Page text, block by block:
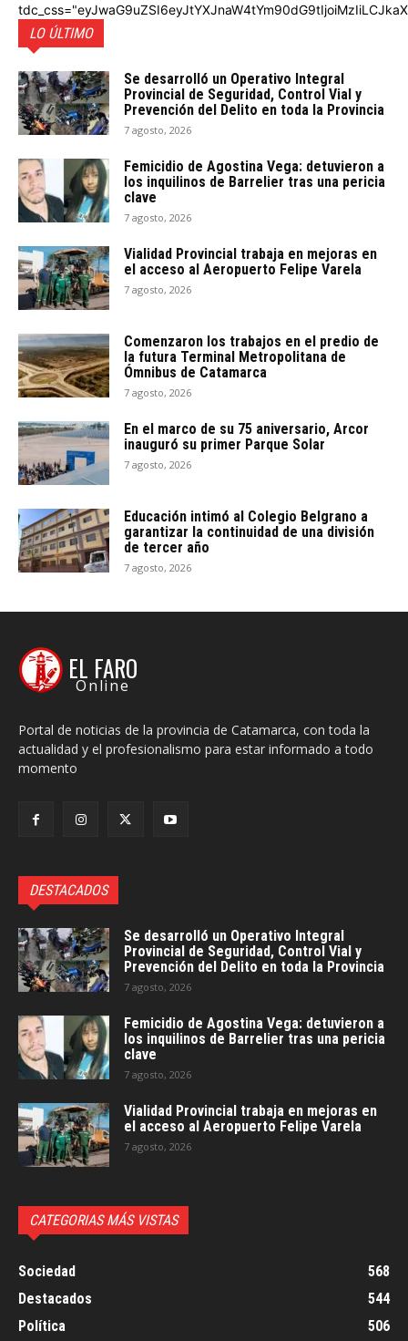
LO ÚLTIMO
Se desarrolló un Operativo Integral
Provincial de Seguridad, Control Vial y
Prevención del Delito en toda la Provincia
7 agosto, 2026
Femicidio de Agostina Vega: detuvieron a
los inquilinos de Barrelier tras una pericia
clave
7 agosto, 2026
Vialidad Provincial trabaja en mejoras en
el acceso al Aeropuerto Felipe Varela
7 agosto, 2026
Comenzaron los trabajos en el predio de
la futura Terminal Metropolitana de
Ómnibus de Catamarca
7 agosto, 2026
En el marco de su 75 aniversario, Arcor
inauguró su primer Parque Solar
7 agosto, 2026
Educación intimó al Colegio Belgrano a
garantizar la continuidad de una división
de tercer año
7 agosto, 2026
EL FARO
Online
Portal de noticias de la provincia de Catamarca, con toda la
actualidad y el profesionalismo para estar informado a todo
momento
DESTACADOS
Se desarrolló un Operativo Integral
Provincial de Seguridad, Control Vial y
Prevención del Delito en toda la Provincia
7 agosto, 2026
Femicidio de Agostina Vega: detuvieron a
los inquilinos de Barrelier tras una pericia
clave
7 agosto, 2026
Vialidad Provincial trabaja en mejoras en
el acceso al Aeropuerto Felipe Varela
7 agosto, 2026
CATEGORIAS MÁS VISTAS
Sociedad
568
Destacados
544
Política
506